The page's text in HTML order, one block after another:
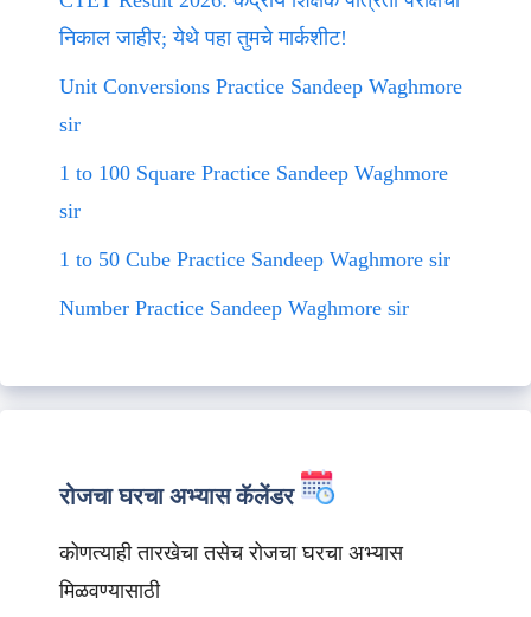
निकाल जाहीर; येथे पहा तुमचे मार्कशीट!
Unit Conversions Practice Sandeep Waghmore
sir
1 to 100 Square Practice Sandeep Waghmore
sir
1 to 50 Cube Practice Sandeep Waghmore sir
Number Practice Sandeep Waghmore sir
रोजचा घरचा अभ्यास कॅलेंडर
कोणत्याही तारखेचा तसेच रोजचा घरचा अभ्यास
मिळवण्यासाठी